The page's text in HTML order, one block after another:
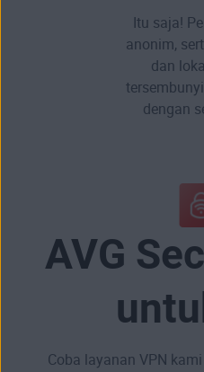
Itu saja!
anonim,
dan
dengan
AVG
Coba layanan VPN